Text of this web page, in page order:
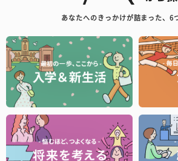
あなたへのきっかけが詰まった、6